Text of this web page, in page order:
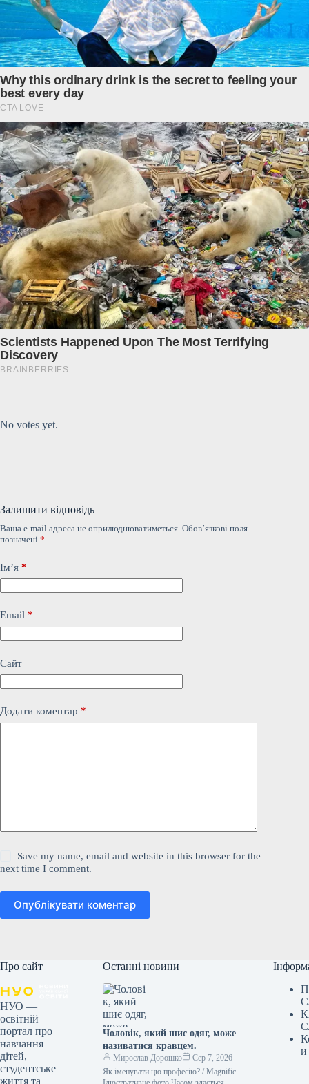
No votes yet.
Залишити відповідь
Ваша e-mail адреса не оприлюднюватиметься. Обов’язкові поля
позначені *
Ім’я *
Email *
Сайт
Додати коментар *
Save my name, email and website in this browser for the
next time I comment.
Опублікувати коментар
Про сайт
НУО —
освітній
портал про
навчання
дітей,
студентське
життя та
Останні новини
Чоловік, який шиє одяг, може
називатися кравцем.
Мирослав Дорошко
Сер 7, 2026
Як іменувати цю професію? / Magnific.
и